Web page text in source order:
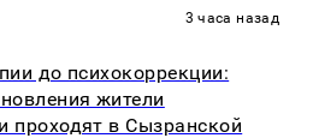
3 часа назад
до психокоррекции:
жители
проходят в Сызранской